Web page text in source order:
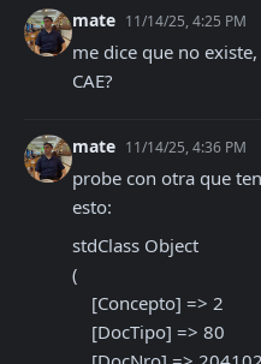
mate 11/14/25, 4:25 PM
me dice que no
CAE?
mate 11/14/25, 4:36 PM
probe con otra que
esto:
stdClass Object
(